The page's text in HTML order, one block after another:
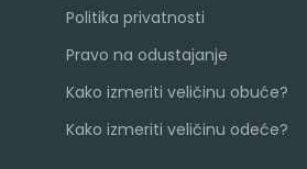
Politika privatnosti
Pravo na odustajanje
Kako izmeriti veličinu obuće?
Kako izmeriti veličinu odeće?